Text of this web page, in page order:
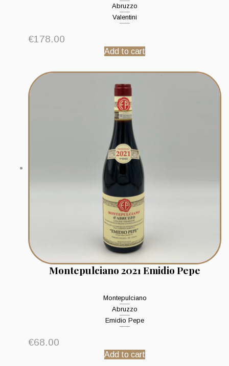
Abruzzo
Valentini
€178.00
Add to cart
Montepulciano 2021 Emidio Pepe
Montepulciano
Abruzzo
Emidio Pepe
€68.00
Add to cart